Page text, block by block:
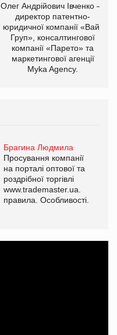
Олег Андрійович Івченко —
директор патентно-
юридичної компанії «Вайз
Груп», консалтингової
компанії «Парето» та
маркетингової агенції
Myka Agency.
Брагина Людмила
Просування компанії
на порталі оптової та
роздрібної торгівлі
www.trademaster.ua.
правила. Особливості.